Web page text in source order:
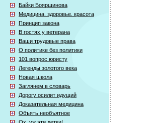
Байки Бояршинова
Медицина. здоровье. красота
Принцип закона
В гостях у ветерана
Ваши трудовые права
О политике без политики
101 вопрос юристу
Легенды золотого века
Новая школа
Заглянем в словарь
Дорогу осилит идущий
Доказательная медицина
Объять необъятное